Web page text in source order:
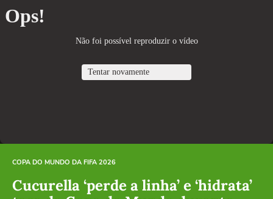
COPA DO MUNDO DA FIFA 2026
Cucurella ‘perde a linha’ e ‘hidrata’